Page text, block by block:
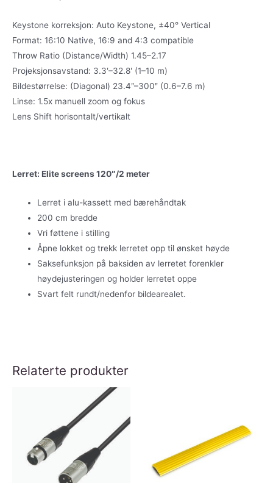
Keystone korreksjon: Auto Keystone, ±40° Vertical
Format: 16:10 Native, 16:9 and 4:3 compatible
Throw Ratio (Distance/Width) 1.45–2.17
Projeksjonsavstand: 3.3ʹ–32.8ʹ (1–10 m)
Bildestørrelse: (Diagonal) 23.4ʺ–300ʺ (0.6–7.6 m)
Linse: 1.5x manuell zoom og fokus
Lens Shift horisontalt/vertikalt
Lerret: Elite screens 120″/2 meter
Lerret i alu-kassett med bærehåndtak
200 cm bredde
Vri føttene i stilling
Åpne lokket og trekk lerretet opp til ønsket høyde
Saksefunksjon på baksiden av lerretet forenkler
høydejusteringen og holder lerretet oppe
Svart felt rundt/nedenfor bildearealet.
Relaterte produkter